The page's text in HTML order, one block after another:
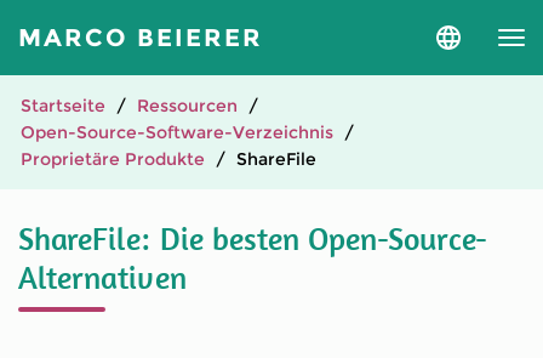
MARCO BEIERER
Sprache
Startseite
Ressourcen
Open-Source-Software-Verzeichnis
Proprietäre Produkte
ShareFile
ShareFile: Die besten Open-Source-
Alternativen